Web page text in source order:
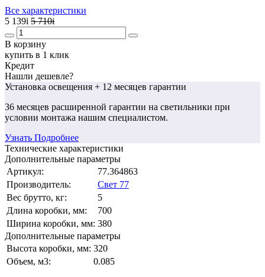
Все характеристики
5 139i 5 710i
В корзину
купить в 1 клик
Кредит
Нашли дешевле?
Установка освещения + 12 месяцев гарантии
36 месяцев расширенной гарантии на светильники при
условии монтажа нашим специалистом.
Узнать Подробнее
Технические характеристики
Дополнительные параметры
Артикул:
77.364863
Производитель:
Свет 77
Вес брутто, кг:
5
Длина коробки, мм:
700
Ширина коробки, мм: 380
Дополнительные параметры
Высота коробки, мм: 320
Объем, м3:
0.085